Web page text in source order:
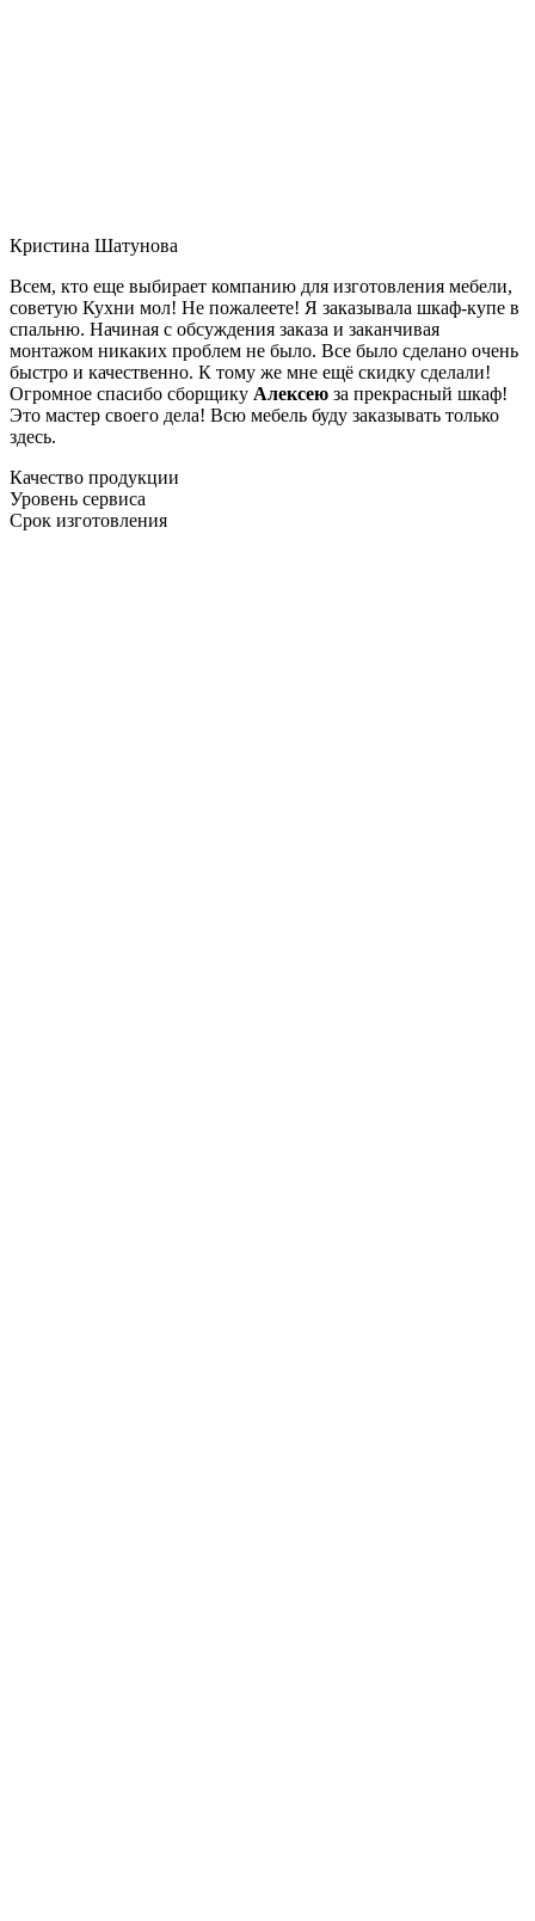
Кристина Шатунова
Всем, кто еще выбирает компанию для изготовления мебели,
советую Кухни мол! Не пожалеете! Я заказывала шкаф-купе в
спальню. Начиная с обсуждения заказа и заканчивая
монтажом никаких проблем не было. Все было сделано очень
быстро и качественно. К тому же мне ещё скидку сделали!
Огромное спасибо сборщику Алексею за прекрасный шкаф!
Это мастер своего дела! Всю мебель буду заказывать только
здесь.
Качество продукции
Уровень сервиса
Срок изготовления